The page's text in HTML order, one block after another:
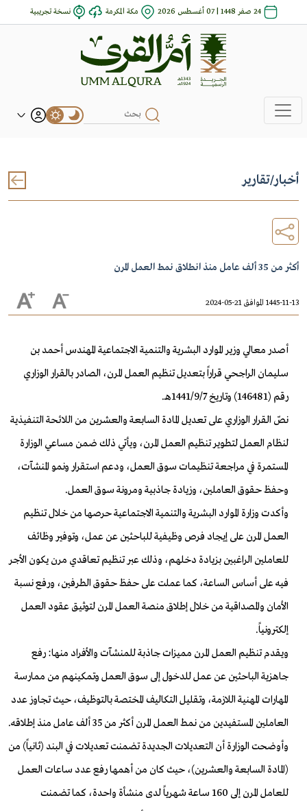
24 صفر 1448 | 07 أغسطس 2026 مكة المكرمة نسخة تجريبية
أخبار/تقارير
أكثر من 35 ألف عامل منذ انطلاق نمط العمل المرن
1445-11-13 الموافق 21-05-2024
أصدر معالي وزير الموارد البشرية والتنمية الاجتماعية المهندس أحمد بن
سليمان الراجحي قراراً بتعديل تنظيم العمل المرن، الصادر بالقرار الوزاري
رقم (146481) وتاريخ 1441/9/7هـ.
نصّ القرار الوزاري على تعديل المادة السابعة والعشرين من اللائحة التنفيذية
لنظام العمل لتطوير تنظيم العمل المرن، ويأتي ذلك ضمن مساعي الوزارة
المستمرة في مراجعة تنظيمات سوق العمل، ودعم استقرار ونمو المنشآت،
وحفظ حقوق العاملين، وزيادة جاذبية ومرونة سوق العمل.
وأكدت وزارة الموارد البشرية والتنمية الاجتماعية حرصها من خلال تنظيم
العمل المرن على إيجاد فرص وظيفية للباحثين عن عمل، وتوفير وظائف
للعاملين الراغبين بزيادة دخلهم، وذلك عبر تنظيم تعاقدي مرن يكون الأجر
فيه على أساس الساعة، كما عملت على حفظ حقوق الطرفين، ورفع نسبة
الأمان والمصداقية من خلال إطلاق منصة العمل المرن لتوثيق عقود العمل
إلكترونياً.
ويقدم تنظيم العمل المرن مميزات جاذبة للمنشآت والأفراد منها: رفع
جاهزية الباحثين عن عمل للدخول إلى سوق العمل وتمكينهم من ممارسة
المهارات المهنية اللازمة، وتقليل التكاليف المختصة بالتوظيف، حيث تجاوز عدد
العاملين المستفيدين من نمط العمل المرن أكثر من 35 ألف عامل منذ إطلاقه.
وأوضحت الوزارة أن التعديلات الجديدة تضمنت تعديلات في البند (ثانياً) من
(المادة السابعة والعشرين)، حيث كان من أهمها رفع عدد ساعات العمل
للعامل المرن إلى 160 ساعة شهرياً لدى منشأة واحدة، كما تضمنت